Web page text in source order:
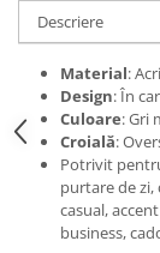
Descriere
Material:
Design: În
Culoare: Gri
Croială:
Potrivit
purtare de zi,
casual,
business,